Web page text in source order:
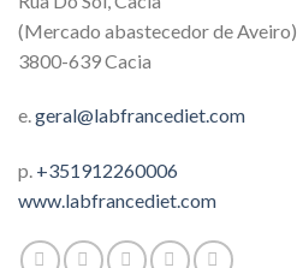
(Mercado abastecedor de Aveiro)
3800-639 Cacia
e.geral@labfrancediet.com
p. +351912260006
www.labfrancediet.com